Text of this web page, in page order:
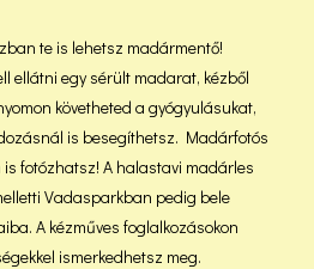
te is lehetsz madármentő!
ellátni egy sérült madarat, kézből
követheted a gyógyulásukat,
is besegíthetsz. Madárfotós
fotózhatsz! A halastavi madárles
Vadasparkban pedig bele
A kézműves foglalkozásokon
ismerkedhetsz meg.